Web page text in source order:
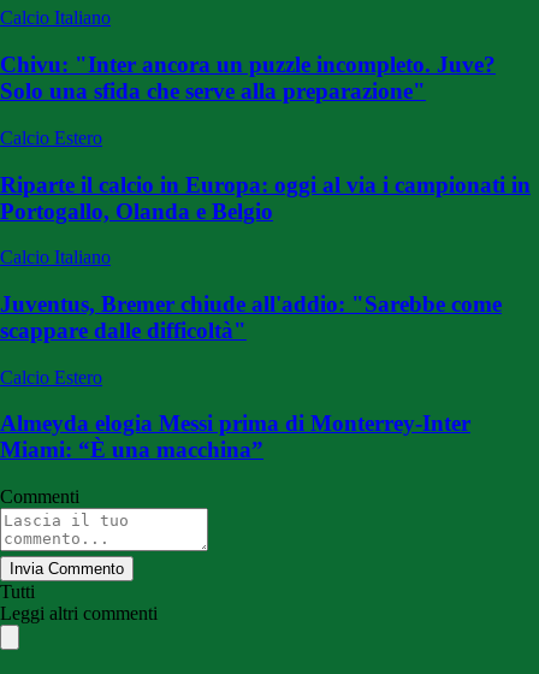
Calcio Italiano
Chivu: "Inter ancora un puzzle incompleto. Juve?
Solo una sfida che serve alla preparazione"
Calcio Estero
Riparte il calcio in Europa: oggi al via i campionati in
Portogallo, Olanda e Belgio
Calcio Italiano
Juventus, Bremer chiude all'addio: "Sarebbe come
scappare dalle difficoltà"
Calcio Estero
Almeyda elogia Messi prima di Monterrey-Inter
Miami: “È una macchina”
Commenti
Invia Commento
Tutti
Leggi altri commenti